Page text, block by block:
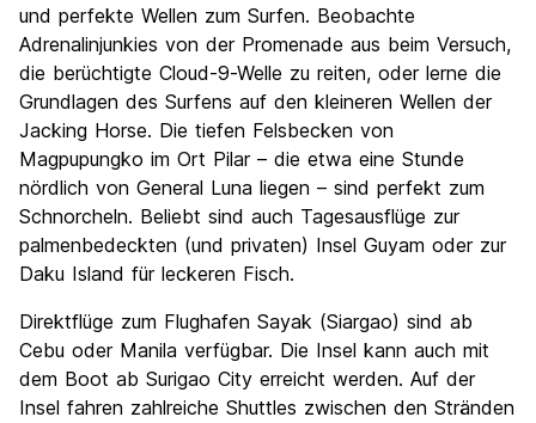
und perfekte Wellen zum Surfen. Beobachte
Adrenalinjunkies von der Promenade aus beim Versuch,
die berüchtigte Cloud-9-Welle zu reiten, oder lerne die
Grundlagen des Surfens auf den kleineren Wellen der
Jacking Horse. Die tiefen Felsbecken von
Magpupungko im Ort Pilar – die etwa eine Stunde
nördlich von General Luna liegen – sind perfekt zum
Schnorcheln. Beliebt sind auch Tagesausflüge zur
palmenbedeckten (und privaten) Insel Guyam oder zur
Daku Island für leckeren Fisch.
Direktflüge zum Flughafen Sayak (Siargao) sind ab
Cebu oder Manila verfügbar. Die Insel kann auch mit
dem Boot ab Surigao City erreicht werden. Auf der
Insel fahren zahlreiche Shuttles zwischen den Stränden